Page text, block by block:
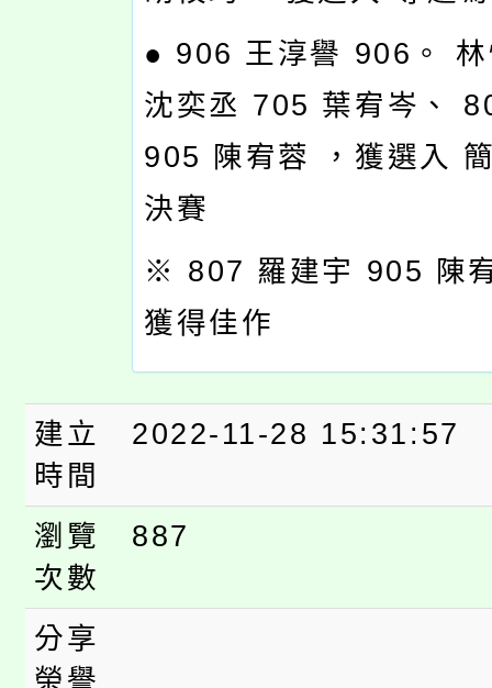
● 906 王淳譽 906。
沈奕丞 705 葉宥岑、
905 陳宥蓉 ，獲選入
決賽
※ 807 羅建宇 905 陳
獲得佳作
建立
時間
2022-11-28 15:31:57
瀏覽
次數
887
分享
榮譽